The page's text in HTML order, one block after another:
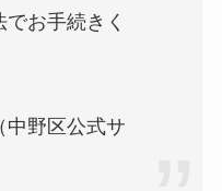
お手続きく
中野区公式サ